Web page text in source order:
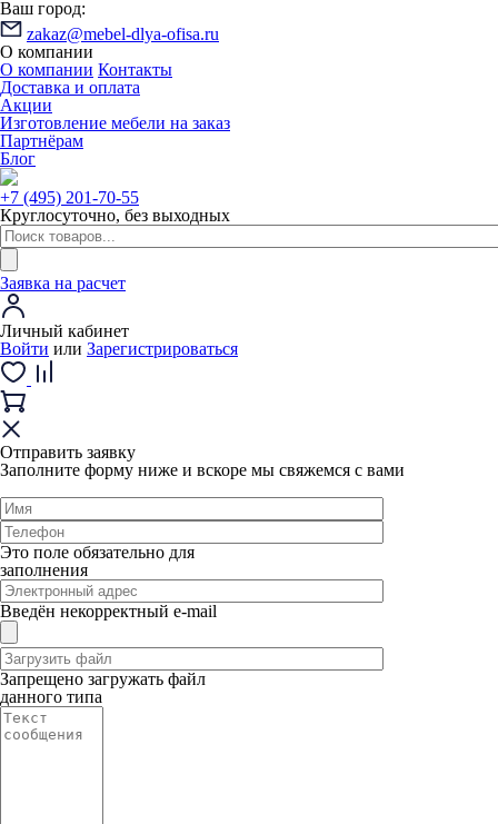
Ваш город:
zakaz@mebel-dlya-ofisa.ru
О компании
О компании Контакты
Доставка и оплата
Акции
Изготовление мебели на заказ
Партнёрам
Блог
+7 (495) 201-70-55
Круглосуточно, без выходных
Заявка на расчет
Личный кабинет
Войти или Зарегистрироваться
Отправить заявку
Заполните форму ниже и вскоре мы свяжемся с вами
Это поле обязательно для
заполнения
Введён некорректный e-mail
Запрещено загружать файл
данного типа